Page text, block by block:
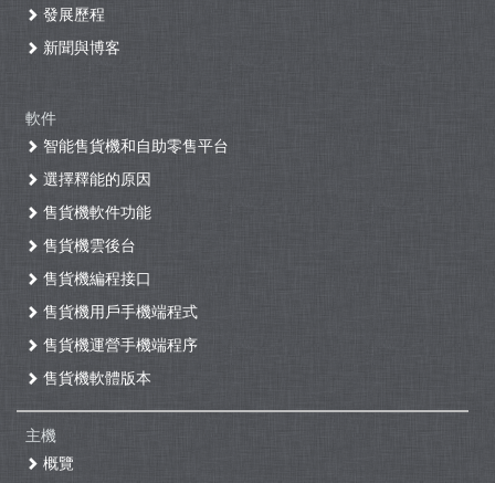
發展歷程
新聞與博客
軟件
智能售貨機和自助零售平台
選擇釋能的原因
售貨機軟件功能
售貨機雲後台
售貨機編程接口
售貨機用戶手機端程式
售貨機運營手機端程序
售貨機軟體版本
主機
概覽